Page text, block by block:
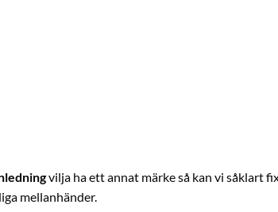
vilja ha ett annat märke så kan vi såklart
mellanhänder.